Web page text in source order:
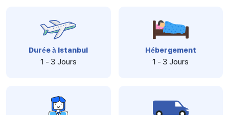
Durée à Istanbul
1 - 3 Jours
Hébergement
1 - 3 Jours